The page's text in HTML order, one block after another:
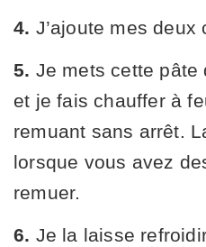
4. J’ajoute mes deux
5. Je mets cette pâte
et je fais chauffer à
remuant sans arrêt.
lorsque vous avez
remuer.
6. Je la laisse